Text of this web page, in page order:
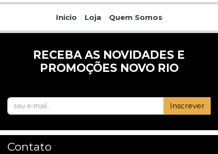
Início Loja Quem Somos
RECEBA AS NOVIDADES E
PROMOÇÕES NOVO RIO
Inscrever
Contato